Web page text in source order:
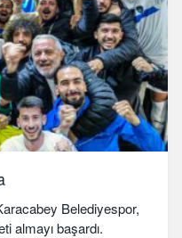
Belediyespor,
almayı başardı.